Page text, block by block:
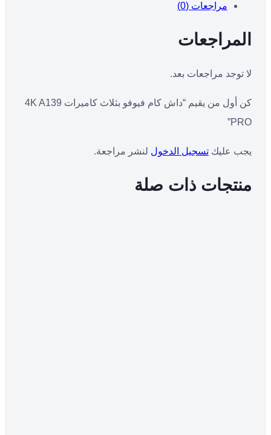
مراجعات (0)
المراجعات
لا توجد مراجعات بعد.
كن أول من يقيم “داش كام فيوفو بثلاث كاميرات 4K A139
PRO”
يجب عليك تسجيل الدخول لنشر مراجعة.
منتجات ذات صلة